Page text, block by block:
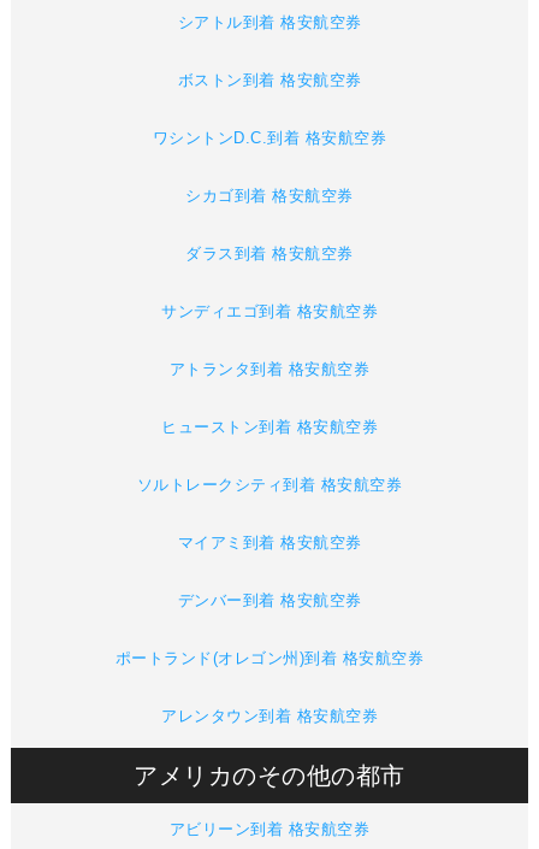
シアトル到着 格安航空券
ボストン到着 格安航空券
ワシントンD.C.到着 格安航空券
シカゴ到着 格安航空券
ダラス到着 格安航空券
サンディエゴ到着 格安航空券
アトランタ到着 格安航空券
ヒューストン到着 格安航空券
ソルトレークシティ到着 格安航空券
マイアミ到着 格安航空券
デンバー到着 格安航空券
ポートランド(オレゴン州)到着 格安航空券
アレンタウン到着 格安航空券
アメリカのその他の都市
アビリーン到着 格安航空券